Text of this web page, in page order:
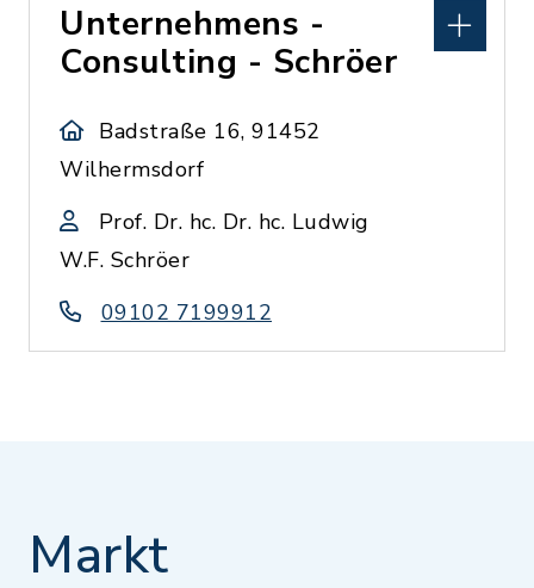
Unternehmens -
Consulting - Schröer
Badstraße 16, 91452
Wilhermsdorf
Prof. Dr. hc. Dr. hc. Ludwig
W.F. Schröer
09102 7199912
Markt